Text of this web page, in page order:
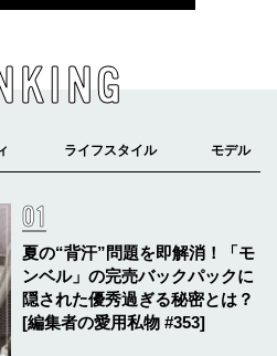
夏の“背汗”問題を即解消！「モ
ンベル」の完売バックパックに
隠された優秀過ぎる秘密とは？
[編集者の愛用私物 #353]